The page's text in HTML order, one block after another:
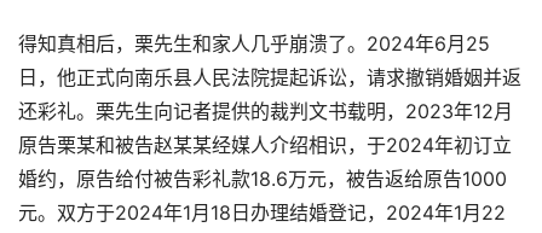
得知真相后，栗先生和家人几乎崩溃了。2024年6月25
日，他正式向南乐县人民法院提起诉讼，请求撤销婚姻并返
还彩礼。栗先生向记者提供的裁判文书载明，2023年12月
原告栗某和被告赵某某经媒人介绍相识，于2024年初订立
婚约，原告给付被告彩礼款18.6万元，被告返给原告1000
元。双方于2024年1月18日办理结婚登记，2024年1月22